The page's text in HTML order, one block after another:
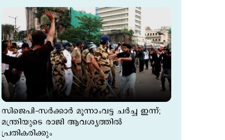
സിജെപി–സര്‍ക്കാര്‍ മൂന്നാംവട്ട ചര്‍ച്ച ഇന്ന്;
മന്ത്രിയുടെ രാജി ആവശ്യത്തില്‍
പ്രതികരിക്കും